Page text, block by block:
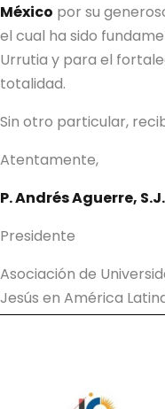
México por su
el cual ha sido
Urrutia y para el
totalidad.
Sin otro particular,
Atentamente,
P. Andrés Aguerre, S.J.
Presidente
Asociación de
Jesús en América